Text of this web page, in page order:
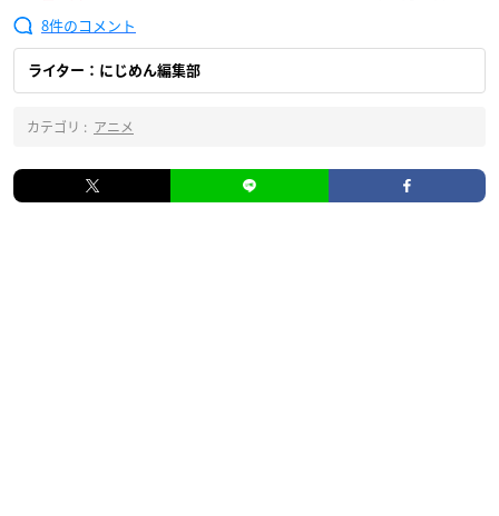
8
ライター：にじめん編集部
カテゴリ : アニメ